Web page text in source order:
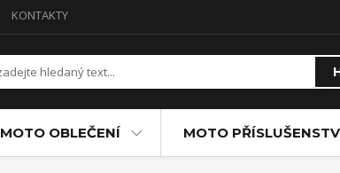
KONTAKTY
MOTO OBLEČENÍ MOTO